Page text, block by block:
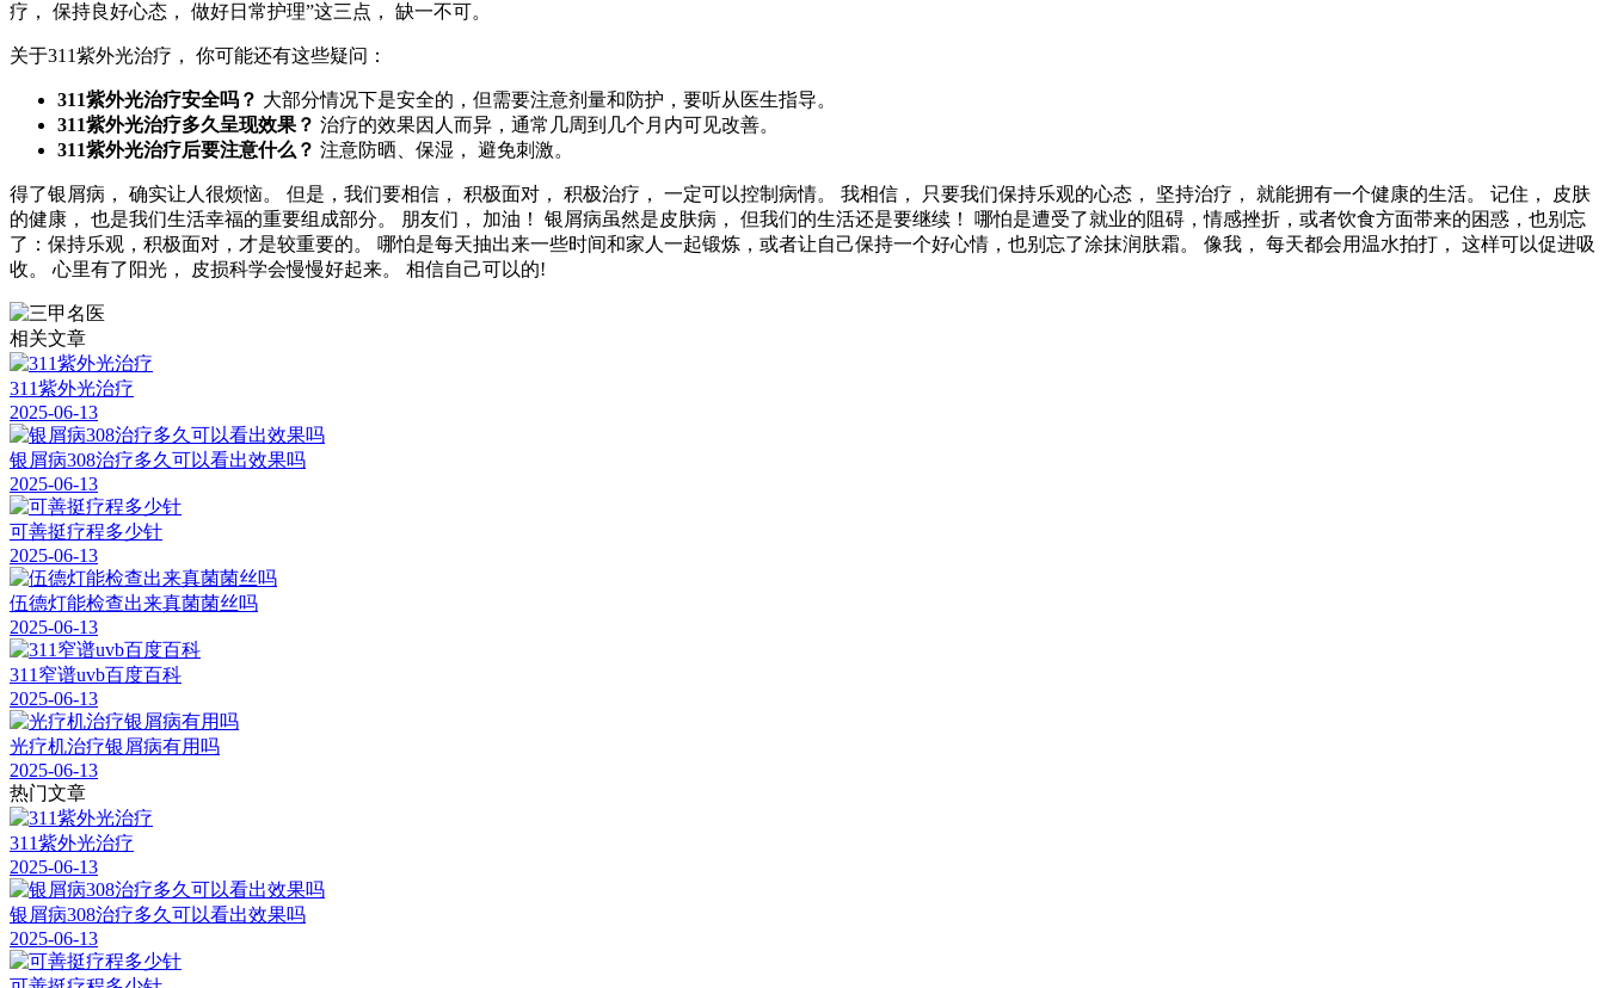
疗， 保持良好心态， 做好日常护理”这三点， 缺一不可。
关于311紫外光治疗， 你可能还有这些疑问：
311紫外光治疗安全吗？ 大部分情况下是安全的，但需要注意剂量和防护，要听从医生指导。
311紫外光治疗多久呈现效果？ 治疗的效果因人而异，通常几周到几个月内可见改善。
311紫外光治疗后要注意什么？ 注意防晒、保湿， 避免刺激。
得了银屑病， 确实让人很烦恼。 但是，我们要相信， 积极面对， 积极治疗， 一定可以控制病情。 我相信， 只要我们保持乐观的心态， 坚持治疗， 就能拥有一个健康的生活。 记住， 皮肤
的健康， 也是我们生活幸福的重要组成部分。 朋友们， 加油！ 银屑病虽然是皮肤病， 但我们的生活还是要继续！ 哪怕是遭受了就业的阻碍，情感挫折，或者饮食方面带来的困惑，也别忘
了：保持乐观，积极面对，才是较重要的。 哪怕是每天抽出来一些时间和家人一起锻炼，或者让自己保持一个好心情，也别忘了涂抹润肤霜。 像我， 每天都会用温水拍打， 这样可以促进吸
收。 心里有了阳光， 皮损科学会慢慢好起来。 相信自己可以的!
相关文章
311紫外光治疗
2025-06-13
银屑病308治疗多久可以看出效果吗
2025-06-13
可善挺疗程多少针
2025-06-13
伍德灯能检查出来真菌菌丝吗
2025-06-13
311窄谱uvb百度百科
2025-06-13
光疗机治疗银屑病有用吗
2025-06-13
热门文章
311紫外光治疗
2025-06-13
银屑病308治疗多久可以看出效果吗
2025-06-13